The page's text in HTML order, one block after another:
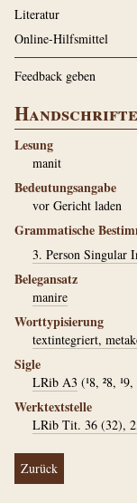
Literatur
Online-Hilfsmittel
Feedback geben
Lesung
manit
Bedeutungsangabe
vor Gericht laden
Grammatische
3. Person Singular
Belegansatz
manire
Worttypisierung
textintegriert,
Sigle
LRib A3 (¹8, ²8,
Werktextstelle
LRib Tit. 36 (32),
Zurück